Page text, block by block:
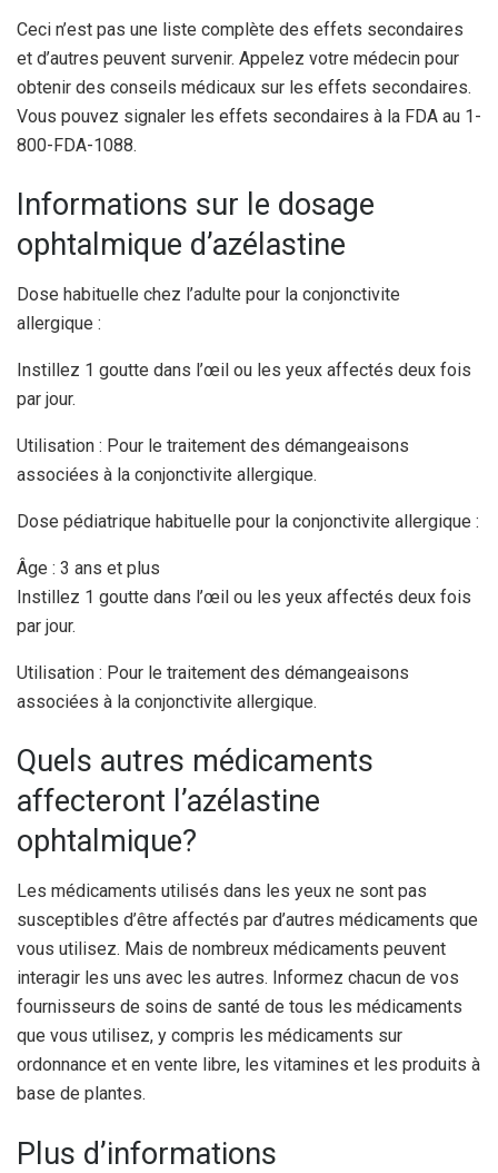
Ceci n’est pas une liste complète des effets secondaires
et d’autres peuvent survenir. Appelez votre médecin pour
obtenir des conseils médicaux sur les effets secondaires.
Vous pouvez signaler les effets secondaires à la FDA au 1-
800-FDA-1088.
Informations sur le dosage
ophtalmique d’azélastine
Dose habituelle chez l’adulte pour la conjonctivite
allergique :
Instillez 1 goutte dans l’œil ou les yeux affectés deux fois
par jour.
Utilisation : Pour le traitement des démangeaisons
associées à la conjonctivite allergique.
Dose pédiatrique habituelle pour la conjonctivite allergique :
Âge : 3 ans et plus
Instillez 1 goutte dans l’œil ou les yeux affectés deux fois
par jour.
Utilisation : Pour le traitement des démangeaisons
associées à la conjonctivite allergique.
Quels autres médicaments
affecteront l’azélastine
ophtalmique?
Les médicaments utilisés dans les yeux ne sont pas
susceptibles d’être affectés par d’autres médicaments que
vous utilisez. Mais de nombreux médicaments peuvent
interagir les uns avec les autres. Informez chacun de vos
fournisseurs de soins de santé de tous les médicaments
que vous utilisez, y compris les médicaments sur
ordonnance et en vente libre, les vitamines et les produits à
base de plantes.
Plus d’informations